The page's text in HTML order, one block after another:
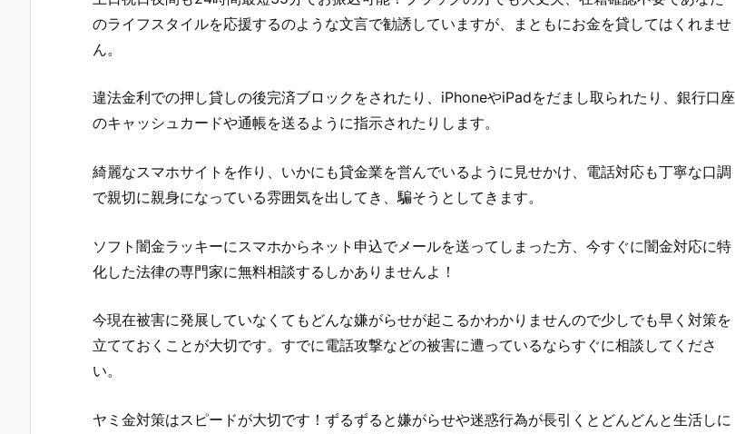
のライフスタイルを応援するのような文言 で勧誘していますが、まともにお金を貸してはくれませ
ん。
違法金利での押し貸しの後完済ブロックをされたり、iPhoneやiPadをだまし取られたり、銀行口座
のキャッシュカードや通帳を送るように指示されたりします。
綺麗なスマホサイトを作り、いかにも貸金業を営んでいるように見せかけ、電話対応も丁寧な口調
で親切に親身になっている雰囲気を出してき、騙そうとしてきます。
ソフト闇金ラッキー にスマホからネット申込でメールを送ってしまった方、今すぐに闇金対応に特
化した法律の専門家に無料相談するしかありませんよ！
今現在被害に発展していなくてもどんな嫌がらせが起こるかわかりませんので少しでも早く対策を
立てておくことが大切です。すでに電話攻撃などの被害に遭っているならすぐに相談してくださ
い。
ヤミ金対策はスピードが大切です！ずるずると嫌がらせや迷惑行為が長引くとどんどんと生活しに